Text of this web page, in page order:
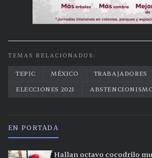
TEMAS RELACIONADOS:
TEPIC MÉXICO TRABAJADORES
ELECCIONES 2021
EN PORTADA
Hallan octavo cocodrilo